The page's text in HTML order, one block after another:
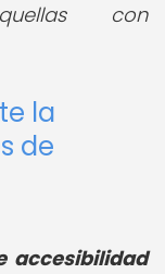
con
la
de
accesibilidad